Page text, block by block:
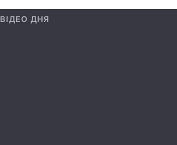
ВІДЕО ДНЯ